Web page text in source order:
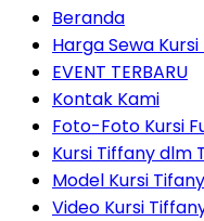
Beranda
Harga Sewa
EVENT TERBARU
Kontak Kami
Foto-Foto Kursi
Kursi Tiffany dlm
Model Kursi Tifany
Video Kursi